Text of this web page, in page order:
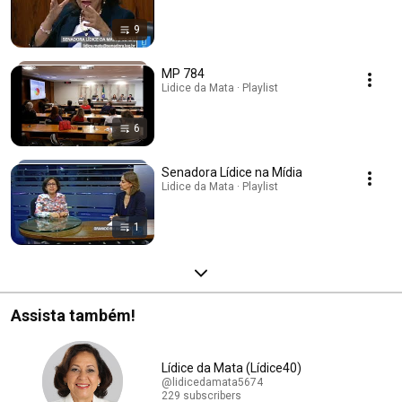
9
6
MP 784
Lidice da Mata · Playlist
1
Senadora Lídice na Mídia
Lidice da Mata · Playlist
Assista também!
Lídice da Mata (Lídice40)
@lidicedamata5674
229 subscribers